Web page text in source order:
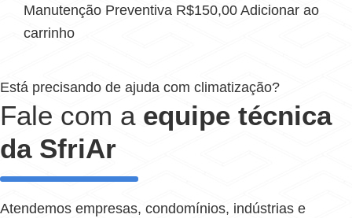
Manutenção Preventiva R$150,00 Adicionar ao
carrinho
Está precisando de ajuda com climatização?
Fale com a equipe técnica
da SfriAr
Atendemos empresas, condomínios, indústrias e